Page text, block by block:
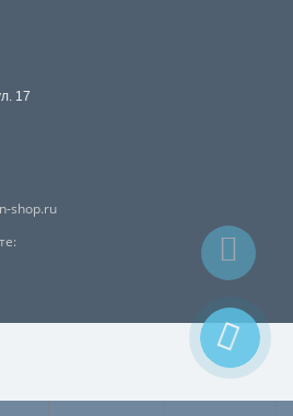
17
shop.ru